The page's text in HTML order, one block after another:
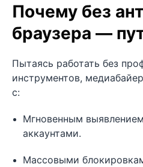
Почему без
браузера —
Пытаясь работать без
инструментов,
с:
Мгновенным
аккаунтами.
Массовыми